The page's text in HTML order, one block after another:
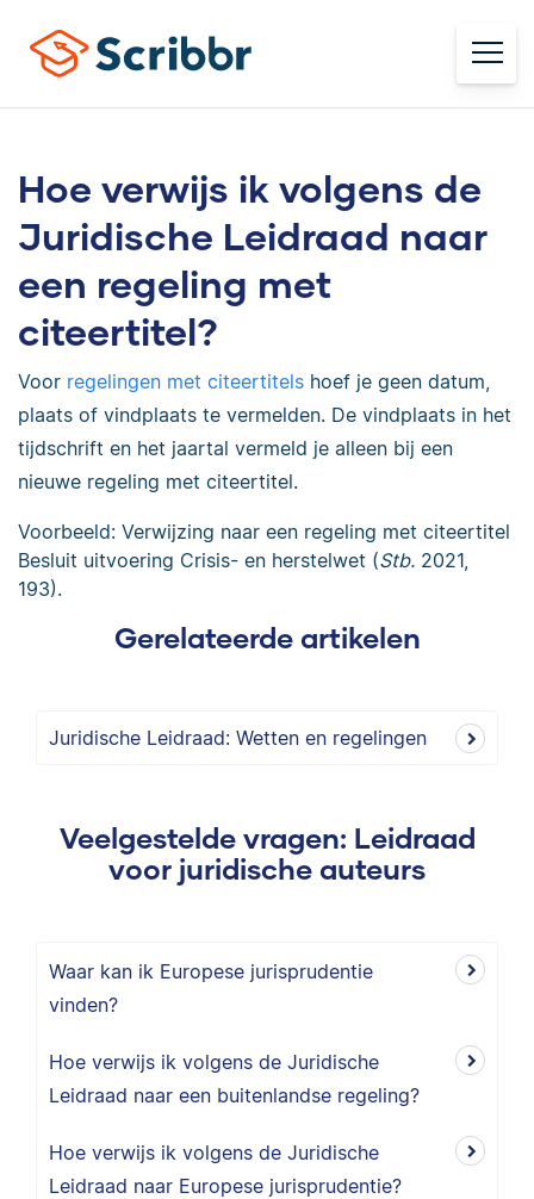
Hoe verwijs ik volgens de
Juridische Leidraad naar
een regeling met
citeertitel?
Voor regelingen met citeertitels hoef je geen datum,
plaats of vindplaats te vermelden. De vindplaats in het
tijdschrift en het jaartal vermeld je alleen bij een
nieuwe regeling met citeertitel.
Voorbeeld: Verwijzing naar een regeling met citeertitel
Besluit uitvoering Crisis- en herstelwet (Stb. 2021,
193).
Gerelateerde artikelen
Juridische Leidraad: Wetten en regelingen
Veelgestelde vragen: Leidraad
voor juridische auteurs
Waar kan ik Europese jurisprudentie
vinden?
Hoe verwijs ik volgens de Juridische
Leidraad naar een buitenlandse regeling?
Hoe verwijs ik volgens de Juridische
Leidraad naar Europese jurisprudentie?